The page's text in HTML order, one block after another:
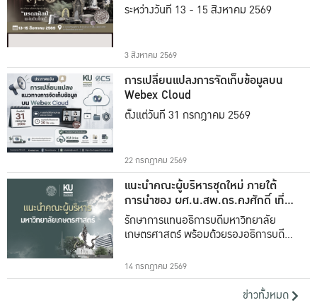
ระหว่างวันที่ 13 - 15 สิงหาคม 2569
3 สิงหาคม 2569
การเปลี่ยนแปลงการจัดเก็บข้อมูลบน
Webex Cloud
ตั้งแต่วันที่ 31 กรกฎาคม 2569
22 กรกฎาคม 2569
แนะนำคณะผู้บริหารชุดใหม่ ภายใต้
การนำของ ผศ.น.สพ.ดร.คงศักดิ์ เที่ยง
ธรรม
รักษาการแทนอธิการบดีมหาวิทยาลัย
เกษตรศาสตร์ พร้อมด้วยรองอธิการบดีทั้ง
14 กรกฎาคม 2569
ข่าวทั้งหมด